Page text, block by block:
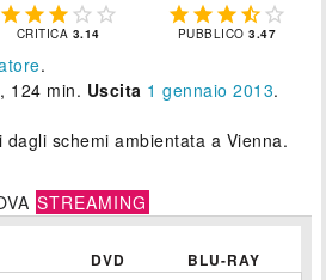
    
CRITICA 3.14
    
PUBBLICO3.47
.
, 124 min. Uscita 1 gennaio 2013.
schemi ambientata a Vienna.
STREAMING
DVD BLU-RAY